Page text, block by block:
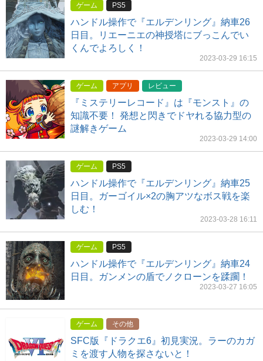
ゲーム PS5
ハンドル操作で『エルデンリング』納車26
日目。リエーニエの神授塔にブっこんでい
くんでよろしく！
2023-03-29 16:15
ゲーム アプリ レビュー
『ミステリーレコード』は『モンスト』の
知識不要！ 発想と閃きでドヤれる協力型の
謎解きゲーム
2023-03-29 14:00
ゲーム PS5
ハンドル操作で『エルデンリング』納車25
日目。ガーゴイル×2の胸アツなボス戦を楽
しむ！
2023-03-28 16:11
ゲーム PS5
ハンドル操作で『エルデンリング』納車24
日目。ガンメンの盾でノクローンを蹂躙！
2023-03-27 16:05
ゲーム その他
SFC版『ドラクエ6』初見実況。ラーのカガ
ミを渡す人物を探さないと！